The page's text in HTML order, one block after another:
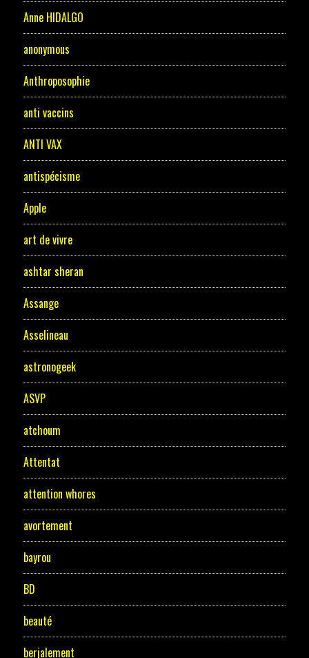
Anne HIDALGO
anonymous
Anthroposophie
anti vaccins
ANTI VAX
antispécisme
Apple
art de vivre
ashtar sheran
Assange
Asselineau
astronogeek
ASVP
atchoum
Attentat
attention whores
avortement
bayrou
BD
beauté
berjalement